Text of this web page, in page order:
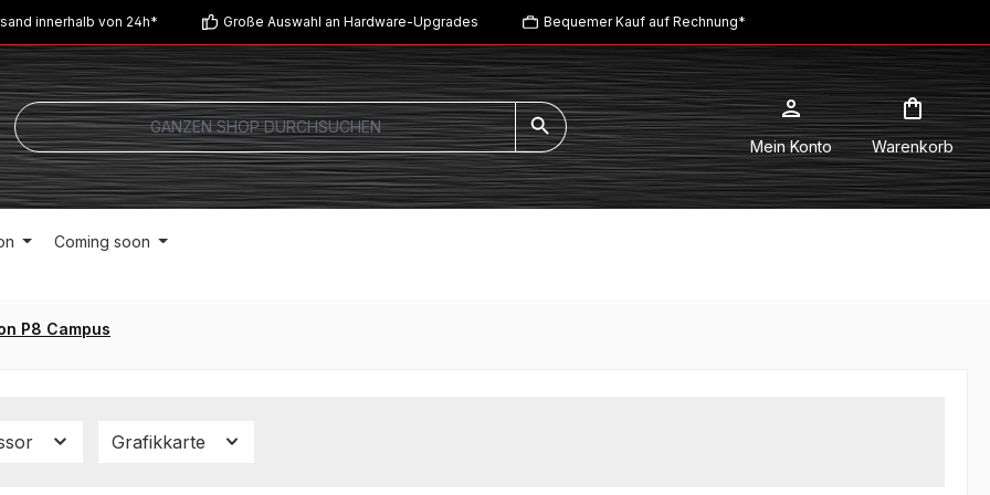
innerhalb von 24h* Große Auswahl an Hardware-Upgrades Bequemer Kauf auf Rechnung*
Mein Konto Warenkorb
Coming soon
P8 Campus
Grafikkarte